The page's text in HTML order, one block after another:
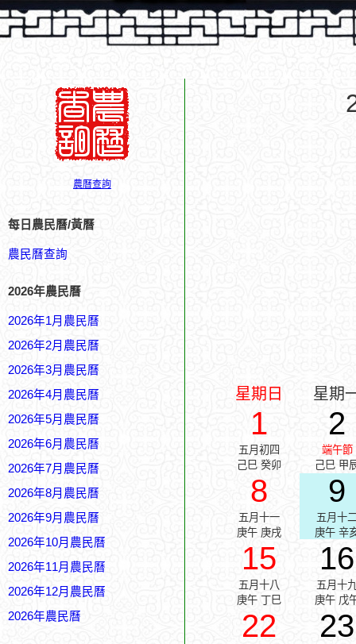
農曆查詢
每日農民曆/黃曆
農民曆查詢
2026年農民曆
2026年1月農民曆
2026年2月農民曆
2026年3月農民曆
2026年4月農民曆
2026年5月農民曆
2026年6月農民曆
2026年7月農民曆
2026年8月農民曆
2026年9月農民曆
2026年10月農民曆
2026年11月農民曆
2026年12月農民曆
2026年農民曆
星期日 星期
1
五月初四
己巳 癸卯
2
端午節
己巳 甲
8
五月十一
庚午 庚戌
9
五月十
庚午 辛
15
五月十八
庚午 丁巳
16
五月十
庚午 戊
22 23